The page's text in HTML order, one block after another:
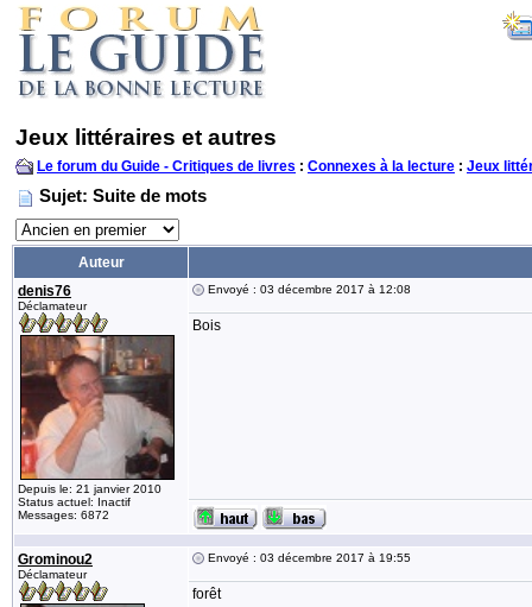
Jeux littéraires et autres
Le forum du Guide - Critiques de livres : Connexes à la lecture : Jeux
Sujet: Suite de mots
Auteur
denis76
Déclamateur
Depuis le: 21 janvier 2010
Status actuel: Inactif
Messages: 6872
Envoyé : 03 décembre 2017 à 12:08
Bois
Grominou2
Déclamateur
Envoyé : 03 décembre 2017 à 19:55
forêt